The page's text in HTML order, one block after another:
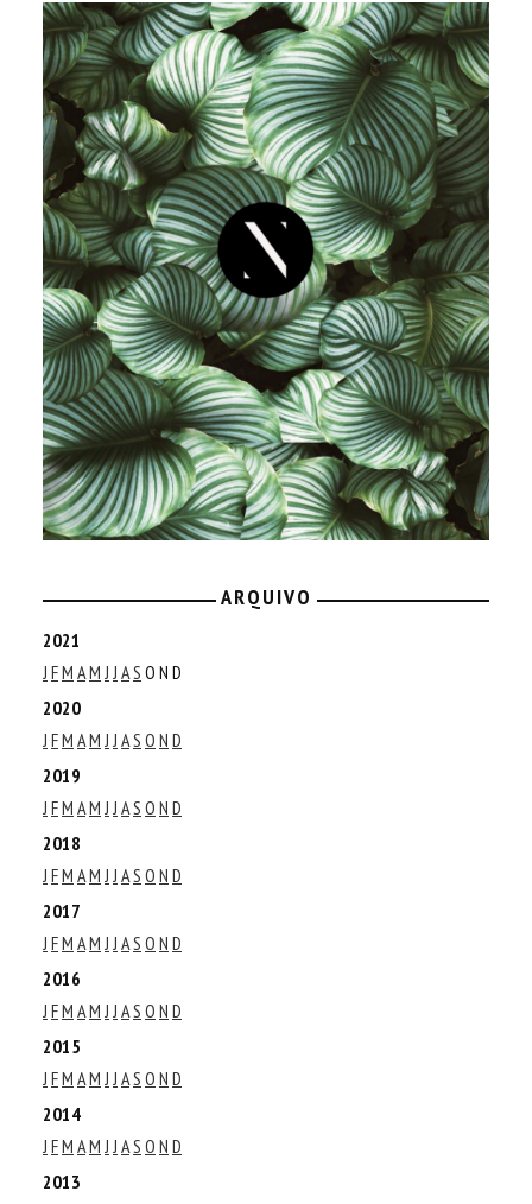
ARQUIVO
2021
J FM AM J J AS O N D
2020
J FM AM J J AS O N D
2019
J FM AM J J AS O N D
2018
J FM AM J J AS O N D
2017
J FM AM J J AS O N D
2016
J FM AM J J AS O N D
2015
J FM AM J J AS O N D
2014
J FM AM J J AS O N D
2013